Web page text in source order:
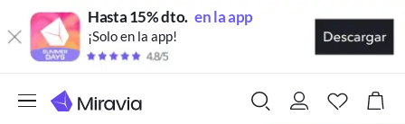
Hasta 15% dto. en la app
¡Solo en la app!